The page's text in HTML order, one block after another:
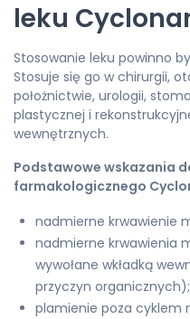
leku
Stosowanie leku powinno
Stosuje się go w chirurgii,
położnictwie, urologii,
plastycznej i
wewnętrznych.
Podstawowe wskazania
farmakologicznego
nadmierne krwawienie
nadmierne krwawienia
wywołane wkładką
przyczyn organicznych);
plamienie poza cyklem